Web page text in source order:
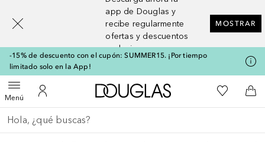
app de Douglas y
recibe regularmente
ofertas y descuentos
exclusivos
MOSTRAR
-15% de descuento con el cupón: SUMMER15. ¡Por tiempo
limitado solo en la App!
MenúAbrir menúMi cuenta
A Douglas HomeMi lista de
A
Regresar
Ejecutar búsqueda
[navigation.slideout.screenreader]